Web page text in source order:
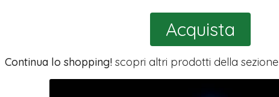
Acquista
Continua lo shopping!scopri altri prodotti della sezione